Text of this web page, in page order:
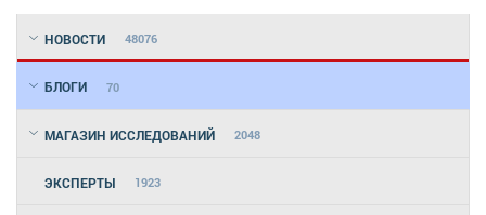
НОВОСТИ 48076
БЛОГИ 70
МАГАЗИН ИССЛЕДОВАНИЙ 2048
ЭКСПЕРТЫ 1923